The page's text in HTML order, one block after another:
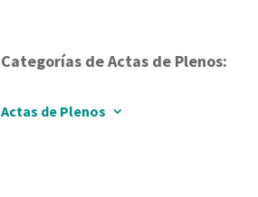
Categorías de Actas de Plenos:
Actas de Plenos